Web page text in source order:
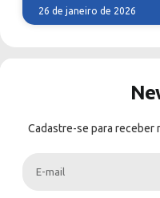
26 de janeiro de 2026
Cadastre-se para receber